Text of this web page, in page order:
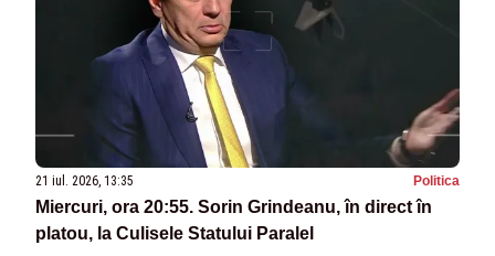
21 iul. 2026, 13:35 Politica
Miercuri, ora 20:55. Sorin Grindeanu, în direct în
platou, la Culisele Statului Paralel